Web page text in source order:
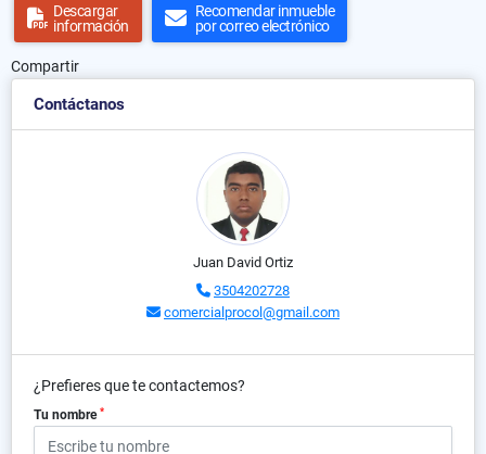
Descargar
información
Recomendar inmueble
por correo electrónico
Compartir
Contáctanos
Juan David Ortiz
3504202728
comercialprocol@gmail.com
¿Prefieres que te contactemos?
Tu nombre *